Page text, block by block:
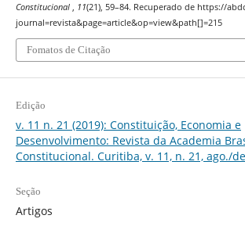
Constitucional
11(21), 59–84. Recuperado de https://
journal=revista&page=article&op=view&path[]=215
Fomatos de Citação
Edição
v. 11 n. 21 (2019): Constituição, Economia e
Desenvolvimento: Revista da Academia
Constitucional. Curitiba, v. 11, n. 21, ago./
Seção
Artigos